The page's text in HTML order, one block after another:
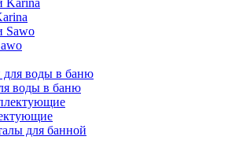
воды в баню